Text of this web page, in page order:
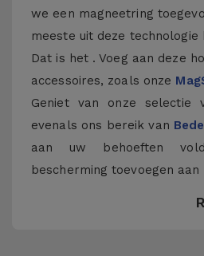
we een magneetring
meeste uit deze technologie
Dat is het . Voeg aan deze
accessoires, zoals onze
Geniet van onze selectie
evenals ons bereik van
aan uw behoeften
bescherming toevoegen aan